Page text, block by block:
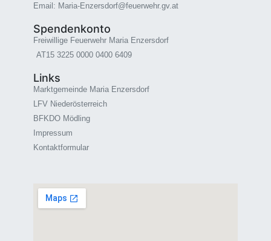
Email: Maria-Enzersdorf@feuerwehr.gv.at
Spendenkonto
Freiwillige Feuerwehr Maria Enzersdorf
AT15 3225 0000 0400 6409
Links
Marktgemeinde Maria Enzersdorf
LFV Niederösterreich
BFKDO Mödling
Impressum
Kontaktformular